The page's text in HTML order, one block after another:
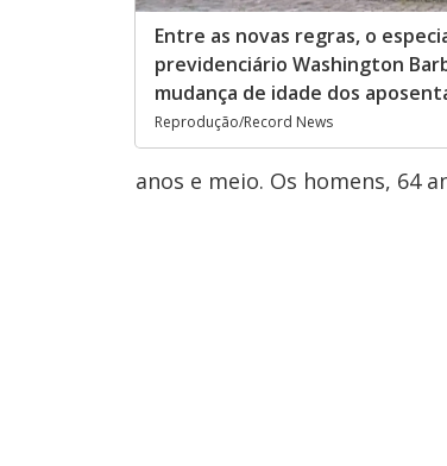
Entre as novas regras, o
previdenciário Washington
mudança de idade dos
Reprodução/Record News
anos e meio. Os homens, 64